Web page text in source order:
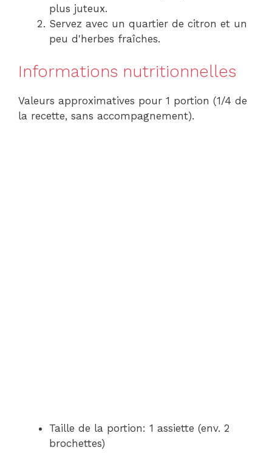
plus juteux.
Servez avec un quartier de citron et un
peu d'herbes fraîches.
Informations nutritionnelles
Valeurs approximatives pour 1 portion (1/4 de
la recette, sans accompagnement).
Taille de la portion: 1 assiette (env. 2
brochettes)